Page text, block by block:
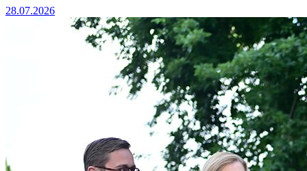
28.07.2026